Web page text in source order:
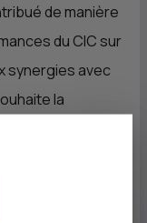
de manière
du CIC sur
synergies avec
la